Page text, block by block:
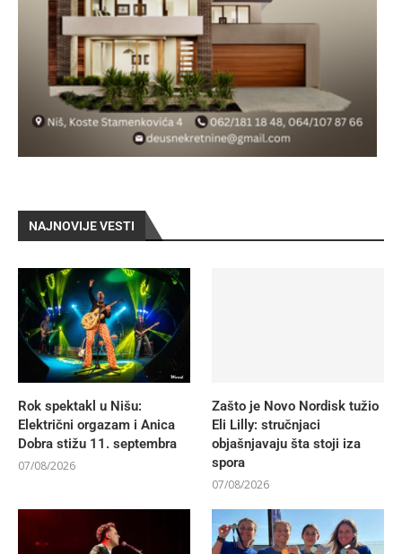
NAJNOVIJE VESTI
Rok spektakl u Nišu:
Električni orgazam i Anica
Dobra stižu 11. septembra
07/08/2026
Zašto je Novo Nordisk tužio
Eli Lilly: stručnjaci
objašnjavaju šta stoji iza
spora
07/08/2026